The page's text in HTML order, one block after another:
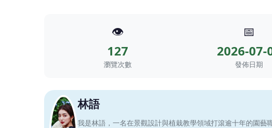
👁️
127
瀏覽次數
📅
2026-07-
發佈日期
林語
我是林語，一名在景觀設計與植栽教學領域打滾逾十年的園